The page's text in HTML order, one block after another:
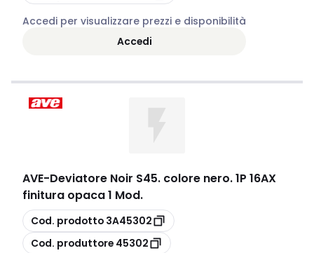
Accedi per visualizzare prezzi e disponibilità
Accedi
AVE-Deviatore Noir S45. colore nero. 1P 16AX
finitura opaca 1 Mod.
copia
Cod. prodotto 3A45302
copia
Cod. produttore 45302